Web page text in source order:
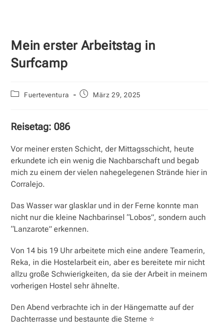
Mein erster Arbeitstag in
Surfcamp
Beitrags-
Fuerteventura
BeitragMärz 29, 2025
Reisetag: 086
Vor meiner ersten Schicht, der Mittagsschicht, heute
erkundete ich ein wenig die Nachbarschaft und begab
mich zu einem der vielen nahegelegenen Strände hier in
Corralejo.
Das Wasser war glasklar und in der Ferne konnte man
nicht nur die kleine Nachbarinsel “Lobos”, sondern auch
“Lanzarote” erkennen.
Von 14 bis 19 Uhr arbeitete mich eine andere Teamerin,
Reka, in die Hostelarbeit ein, aber es bereitete mir nicht
allzu große Schwierigkeiten, da sie der Arbeit in meinem
vorherigen Hostel sehr ähnelte.
Den Abend verbrachte ich in der Hängematte auf der
Dachterrasse und bestaunte die Sterne ⭐️